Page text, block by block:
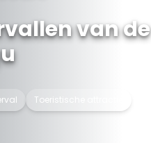
van de
Toeristische attractie